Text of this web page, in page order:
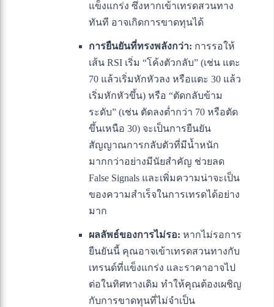
แข็งแกร่ง ซึ่งหากเข้าเทรดสวนทาง
ทันที อาจเกิดการขาดทุนได้
การยืนยันที่ทรงพลังกว่า: การรอให้
เส้น RSI เริ่ม “โค้งตัวกลับ” (เช่น แตะ
70 แล้วเริ่มหักหัวลง หรือแตะ 30 แล้ว
เริ่มหักหัวขึ้น) หรือ “ตัดกลับข้าม
ระดับ” (เช่น ตัดลงต่ำกว่า 70 หรือตัด
ขึ้นเหนือ 30) จะเป็นการยืนยัน
สัญญาณการกลับตัวที่มีน้ำหนัก
มากกว่าอย่างมีนัยสำคัญ ช่วยลด
False Signals และเพิ่มความน่าจะเป็น
ของความสำเร็จในการเทรดได้อย่าง
มาก
ผลลัพธ์ของการไม่รอ: หากไม่รอการ
ยืนยันนี้ คุณอาจเข้าเทรดสวนทางกับ
เทรนด์ที่แข็งแกร่ง และราคาอาจไป
ต่อในทิศทางเดิม ทำให้คุณต้องเผชิญ
กับการขาดทุนที่ไม่จำเป็น